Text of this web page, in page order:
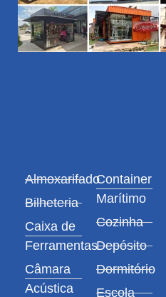
Almoxarifado
Bilheteria
Caixa de
Ferramentas
Câmara
Acústica
Container
Marítimo
Cozinha
Depósito
Dormitório
Escola